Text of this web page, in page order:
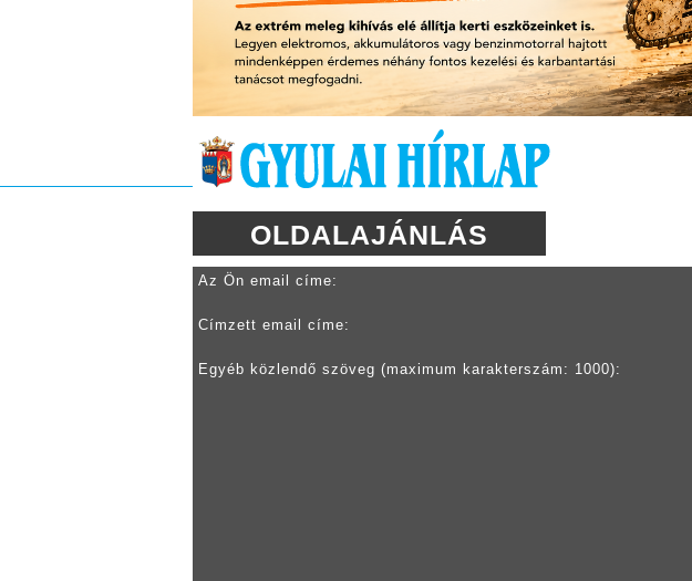
OLDALAJÁNLÁS
Az Ön email címe:
Címzett email címe:
Egyéb közlendő szöveg (maximum karakterszám: 1000):